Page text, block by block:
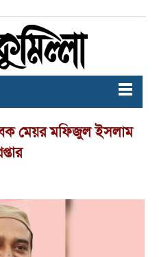
মেয়র মফিজুল ইসলাম